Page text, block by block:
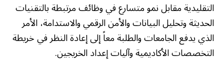
التقليدية مقابل نمو متسارع في وظائف مرتبطة بالتقنيات
الحديثة وتحليل البيانات والأمن الرقمي والاستدامة، الأمر
الذي يدفع الجامعات والطلبة معاً إلى إعادة النظر في خريطة
التخصصات الأكاديمية وآليات إعداد الخريجين.